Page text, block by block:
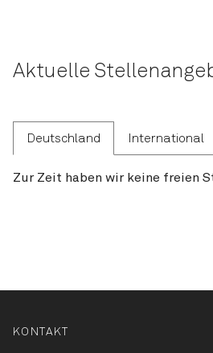
Aktuelle
Deutschland International
Zur Zeit haben wir keine freien
KONTAKT